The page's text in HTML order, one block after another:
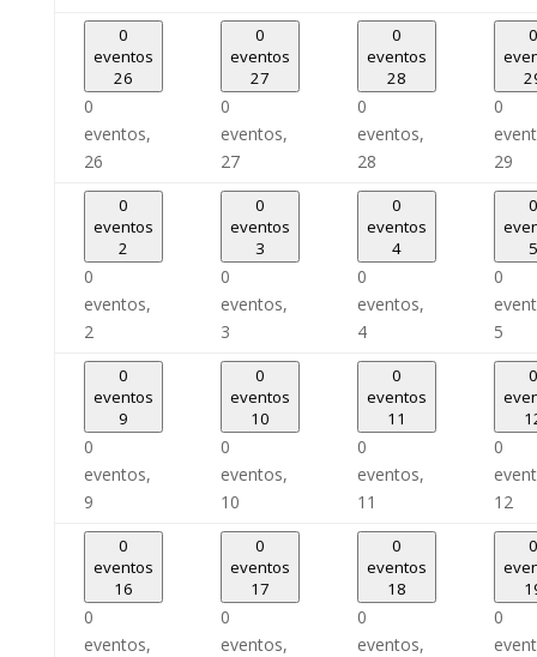
0
eventos
26
0
eventos,
26
0
eventos
27
0
eventos,
27
0
eventos
28
0
eventos,
28
0
0
29
0
eventos
2
0
eventos,
2
0
eventos
3
0
eventos,
3
0
eventos
4
0
eventos,
4
0
5
0
5
0
eventos
9
0
eventos,
9
0
eventos
10
0
eventos,
10
0
eventos
11
0
eventos,
11
0
0
12
0
eventos
16
0
eventos,
0
eventos
17
0
eventos,
0
eventos
18
0
eventos,
0
0